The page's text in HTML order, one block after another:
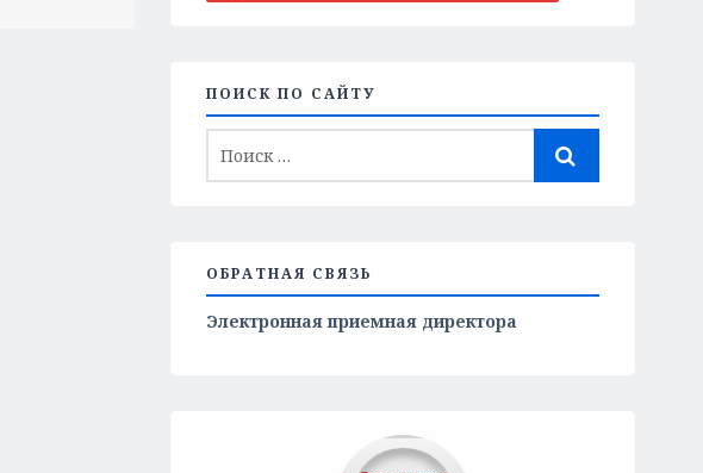
ПОИСК ПО САЙТУ
ОБРАТНАЯ СВЯЗЬ
Электронная приемная директора